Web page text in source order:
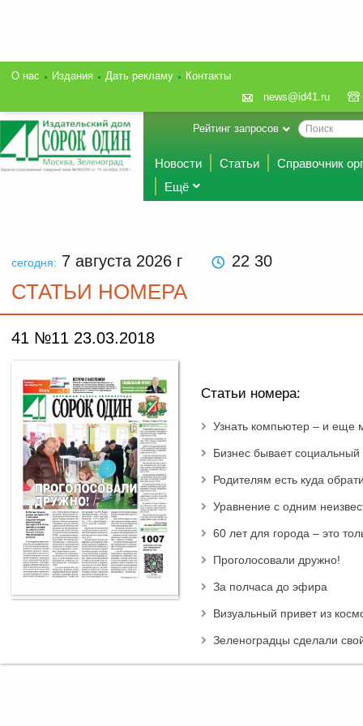
О нас Издания Дать рекламу
Контакты
news@id41.ru
Рейтинг запросов
Новости Статьи
Справочник
Ещё
сегодня: 7 августа 2026 г 22:30
СТАТЬИ НОМЕРА
41 №11 23.03.2018
Статьи номера:
Узнать компьютер – и еще
Бизнес бывает
Родителям есть куда
Уравнение с одним
60 лет для города – это
Проголосовали дружно!
За полчаса до эфира
Визуальный привет из
Зеленоградцы сделали